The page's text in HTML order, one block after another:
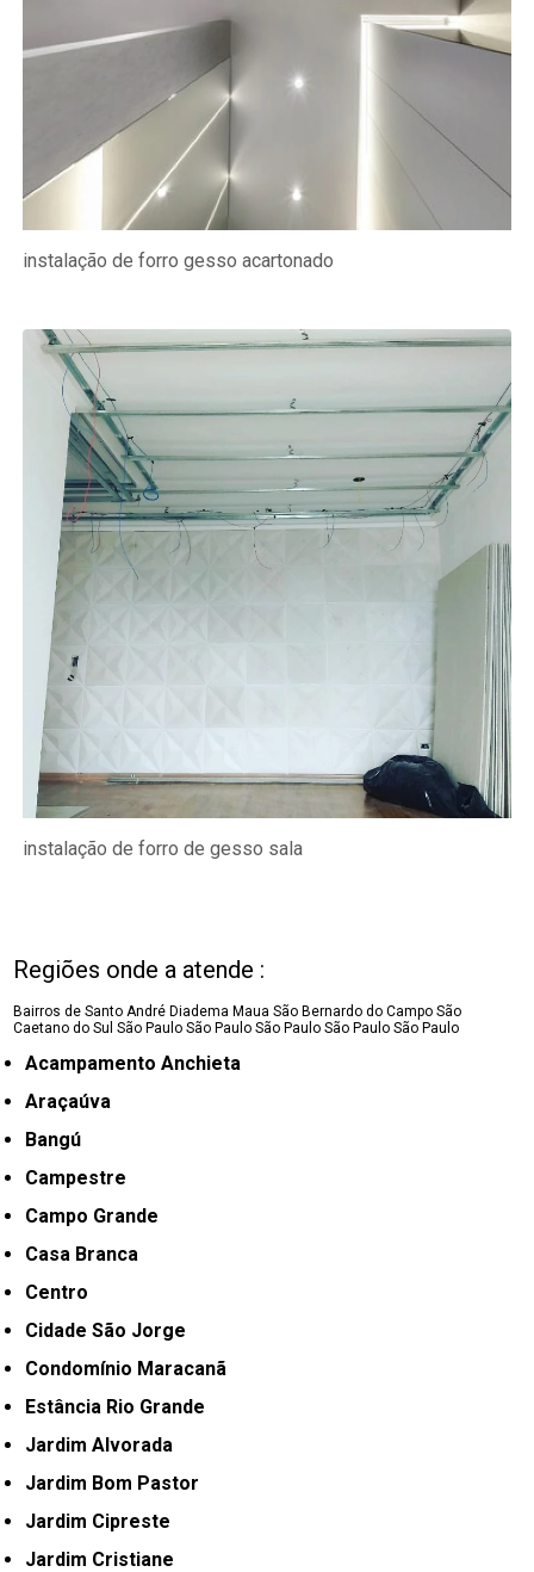
instalação de forro gesso acartonado
instalação de forro de gesso sala
Regiões onde a atende :
Bairros de Santo André Diadema Maua São Bernardo do Campo São
Caetano do SulSão Paulo São Paulo São Paulo São Paulo São Paulo
Acampamento Anchieta
Araçaúva
Bangú
Campestre
Campo Grande
Casa Branca
Centro
Cidade São Jorge
Condomínio Maracanã
Estância Rio Grande
Jardim Alvorada
Jardim Bom Pastor
Jardim Cipreste
Jardim Cristiane